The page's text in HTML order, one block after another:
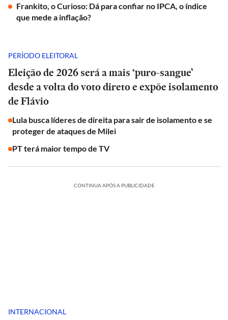
Frankito, o Curioso: Dá para confiar no IPCA, o índice
que mede a inflação?
PERÍODO ELEITORAL
Eleição de 2026 será a mais ‘puro-sangue’
desde a volta do voto direto e expõe isolamento
de Flávio
Lula busca líderes de direita para sair de isolamento e se
proteger de ataques de Milei
PT terá maior tempo de TV
CONTINUA APÓS A PUBLICIDADE
INTERNACIONAL